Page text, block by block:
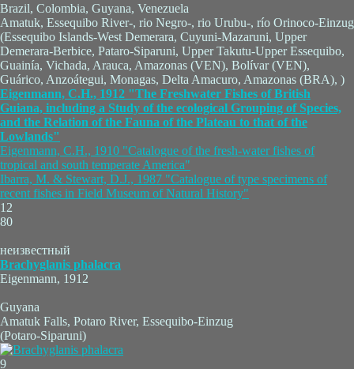
Brazil, Colombia, Guyana, Venezuela
Amatuk, Essequibo River-, rio Negro-, rio Urubu-, río Orinoco-Einzug
(Essequibo Islands-West Demerara, Cuyuni-Mazaruni, Upper
Demerara-Berbice, Pataro-Siparuni, Upper Takutu-Upper Essequibo,
Guainía, Vichada, Arauca, Amazonas (VEN), Bolívar (VEN),
Guárico, Anzoátegui, Monagas, Delta Amacuro, Amazonas (BRA), )
Eigenmann, C.H., 1912 "The Freshwater Fishes of British
Guiana, including a Study of the ecological Grouping of Species,
and the Relation of the Fauna of the Plateau to that of the
Lowlands"
Eigenmann, C.H., 1910 "Catalogue of the fresh-water fishes of
tropical and south temperate America"
Ibarra, M. & Stewart, D.J., 1987 "Catalogue of type specimens of
recent fishes in Field Museum of Natural History"
12
80
неизвестный
Brachyglanis phalacra
Eigenmann, 1912
Guyana
Amatuk Falls, Potaro River, Essequibo-Einzug
(Potaro-Siparuni)
9